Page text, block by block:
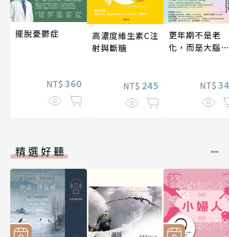
擺脫憂鬱症
NT$ 360
高濃度維生素C注
射與斷糖
NT$ 245
更年期不是老
化，而是大腦重
NT$
精選好聽